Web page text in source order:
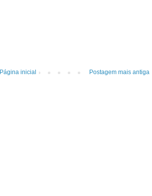
Postagem mais antiga
Página inicial